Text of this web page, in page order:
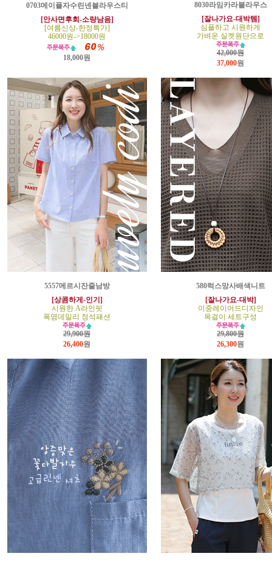
0703메이플자수린넨블라우스티
[안사면후회-소량남음]
[여름신상-한정특가]
46000원->18000원
18,000원
8030라임카라블라우스
[잘나가요-대박템]
심플하고 시원하게
가벼운 실켓원단으로
42,000원
37,000원
5557메르시잔줄남방
[상콤하게-인기]
시원한 A라인핏
폭염데일리 정석패션
29,900원
26,400원
580럭스망사배색니트
[잘나가요-대박]
이중레이어드디자인
목걸이 세트구성
29,800원
26,300원